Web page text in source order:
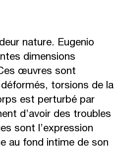
nature. Eugenio
dimensions
œuvres sont
torsions de la
est perturbé par
d’avoir des troubles
sont l’expression
au fond intime de son